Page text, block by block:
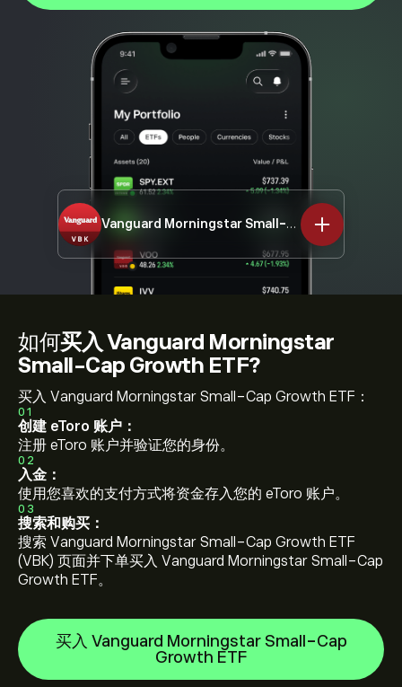
Vanguard Morningstar Small-Cap Growth ETF
如何买入 Vanguard Morningstar
Small-Cap Growth ETF?
买入 Vanguard Morningstar Small-Cap Growth ETF：
01
创建 eToro 账户：
注册 eToro 账户并验证您的身份。
02
入金：
使用您喜欢的支付方式将资金存入您的 eToro 账户。
03
搜索和购买：
搜索 Vanguard Morningstar Small-Cap Growth ETF
(VBK) 页面并下单买入 Vanguard Morningstar Small-Cap
Growth ETF。
买入 Vanguard Morningstar Small-Cap
Growth ETF